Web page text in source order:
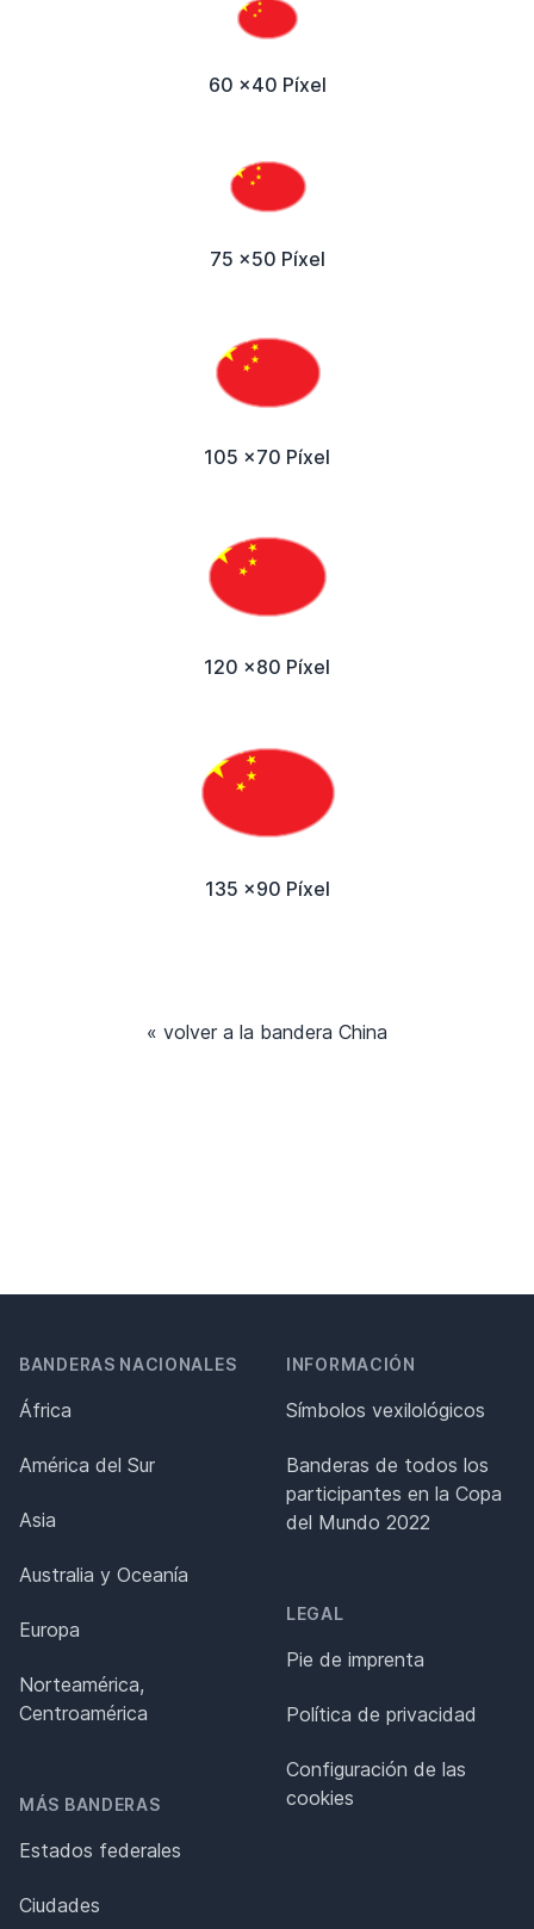
60 x40 Píxel
75 x50 Píxel
105 x70 Píxel
120 x80 Píxel
135 x90 Píxel
« volver a la bandera China
BANDERAS NACIONALES
África
América del Sur
Asia
Australia y Oceanía
Europa
Norteamérica,
Centroamérica
MÁS BANDERAS
Estados federales
Ciudades
INFORMACIÓN
Símbolos vexilológicos
Banderas de todos los
participantes en la Copa
del Mundo 2022
LEGAL
Pie de imprenta
Política de privacidad
Configuración de las
cookies